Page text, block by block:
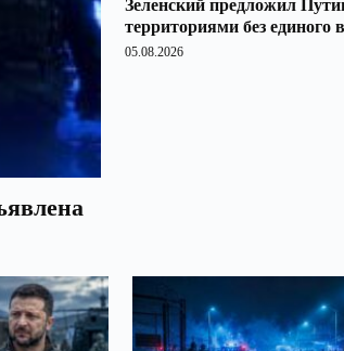
Зеленский предложил
территориями без единого
05.08.2026